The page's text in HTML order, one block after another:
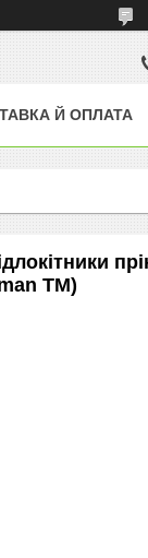
Й ОПЛАТА
ТМ)